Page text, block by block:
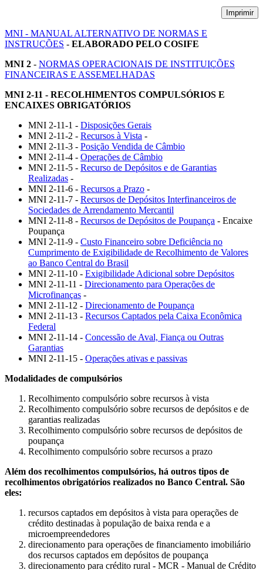
Imprimir
MNI - MANUAL ALTERNATIVO DE NORMAS E
INSTRUÇÕES - ELABORADO PELO COSIFE
MNI 2 - NORMAS OPERACIONAIS DE INSTITUIÇÕES
FINANCEIRAS E ASSEMELHADAS
MNI 2-11 - RECOLHIMENTOS COMPULSÓRIOS E
ENCAIXES OBRIGATÓRIOS
MNI 2-11-1 - Disposições Gerais
MNI 2-11-2 - Recursos à Vista -
MNI 2-11-3 - Posição Vendida de Câmbio
MNI 2-11-4 - Operações de Câmbio
MNI 2-11-5 - Recurso de Depósitos e de Garantias
Realizadas -
MNI 2-11-6 - Recursos a Prazo -
MNI 2-11-7 - Recursos de Depósitos Interfinanceiros de
Sociedades de Arrendamento Mercantil
MNI 2-11-8 - Recursos de Depósitos de Poupança - Encaixe
Poupança
MNI 2-11-9 - Custo Financeiro sobre Deficiência no
Cumprimento de Exigibilidade de Recolhimento de Valores
ao Banco Central do Brasil
MNI 2-11-10 - Exigibilidade Adicional sobre Depósitos
MNI 2-11-11 - Direcionamento para Operações de
Microfinanças -
MNI 2-11-12 - Direcionamento de Poupança
MNI 2-11-13 - Recursos Captados pela Caixa Econômica
Federal
MNI 2-11-14 - Concessão de Aval, Fiança ou Outras
Garantias
MNI 2-11-15 - Operações ativas e passivas
Modalidades de compulsórios
Recolhimento compulsório sobre recursos à vista
Recolhimento compulsório sobre recursos de depósitos e de
garantias realizadas
Recolhimento compulsório sobre recursos de depósitos de
poupança
Recolhimento compulsório sobre recursos a prazo
Além dos recolhimentos compulsórios, há outros tipos de
recolhimentos obrigatórios realizados no Banco Central. São
eles:
recursos captados em depósitos à vista para operações de
crédito destinadas à população de baixa renda e a
microempreendedores
direcionamento para operações de financiamento imobiliário
dos recursos captados em depósitos de poupança
direcionamento para crédito rural - MCR - Manual de Crédito